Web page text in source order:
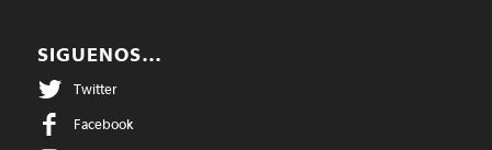
SIGUENOS…
Twitter
Facebook